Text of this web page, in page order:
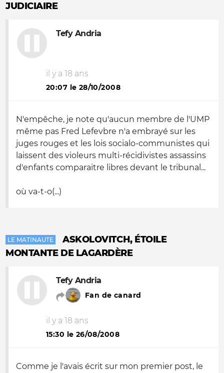
JUDICIAIRE
Tefy Andria
il y a 18 ans
20:07 le 28/10/2008
N'empêche, je note qu'aucun membre de l'UMP
même pas Fred Lefevbre n'a embrayé sur les
juges rouges et les lois socialo-communistes qui
laissent des violeurs multi-récidivistes assassins
d'enfants comparaitre libres devant le tribunal...
où va-t-o(...)
LE MATINAUTE
ASKOLOVITCH, ÉTOILE
MONTANTE DE LAGARDÈRE
Tefy Andria
Fan de canard
il y a 18 ans
15:30 le 26/08/2008
Comme je l'avais écrit sur mon premier post, le